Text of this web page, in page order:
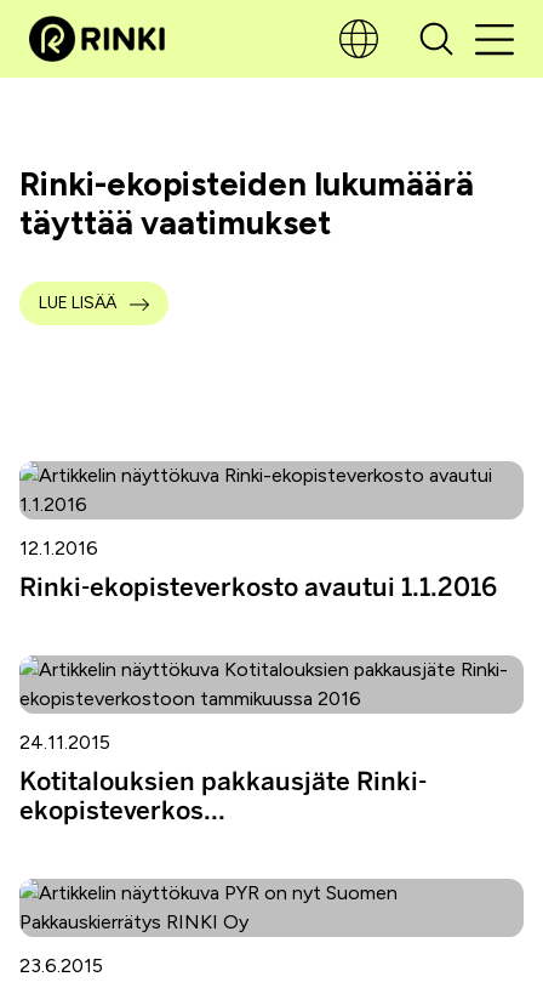
Rinki-ekopisteiden lukumäärä
täyttää vaatimukset
LUE LISÄÄ
12.1.2016
Rinki-ekopisteverkosto avautui 1.1.2016
24.11.2015
Kotitalouksien pakkausjäte Rinki-
ekopisteverkos...
23.6.2015